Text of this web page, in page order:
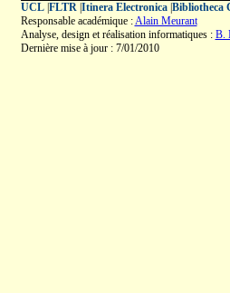
UCL| FLTR| Itinera Electronica| Bibliotheca
Responsable académique :Alain Meurant
Analyse, design et réalisation informatiques : B.
Dernière mise à jour : 7/01/2010